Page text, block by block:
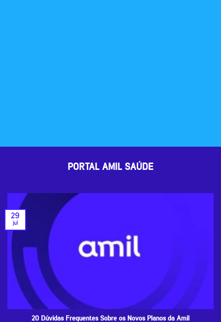
PORTAL AMIL SAÚDE
20 Dúvidas Frequentes Sobre os Novos Planos da Amil
29
jul